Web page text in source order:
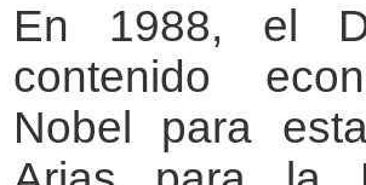
En 1988, el
contenido
Nobel para